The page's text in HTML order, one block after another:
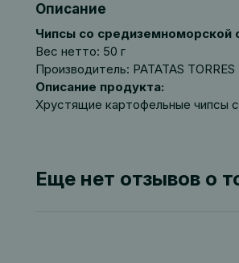
Описание
Чипсы со средиземноморской
Вес нетто: 50 г
Производитель: PATATAS TORRES
Описание продукта:
Хрустящие картофельные чипсы
Еще нет отзывов о